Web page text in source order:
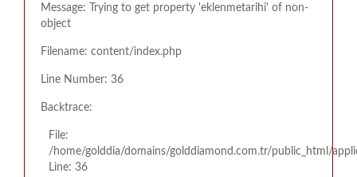
Message: Trying to get property 'eklenmetarihi' of non-
object
Filename: content/index.php
Line Number: 36
Backtrace:
File:
/home/golddia/domains/golddiamond.com.tr/public_html/
Line: 36